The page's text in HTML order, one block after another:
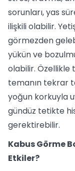
sorunları, yas
ilişkili olabilir.
görmezden
yükün ve
olabilir. Özellikle
temanın tekrar
yoğun korkuyla
gündüz tetikte
gerektirebilir.
Kabus Görme
Etkiler?